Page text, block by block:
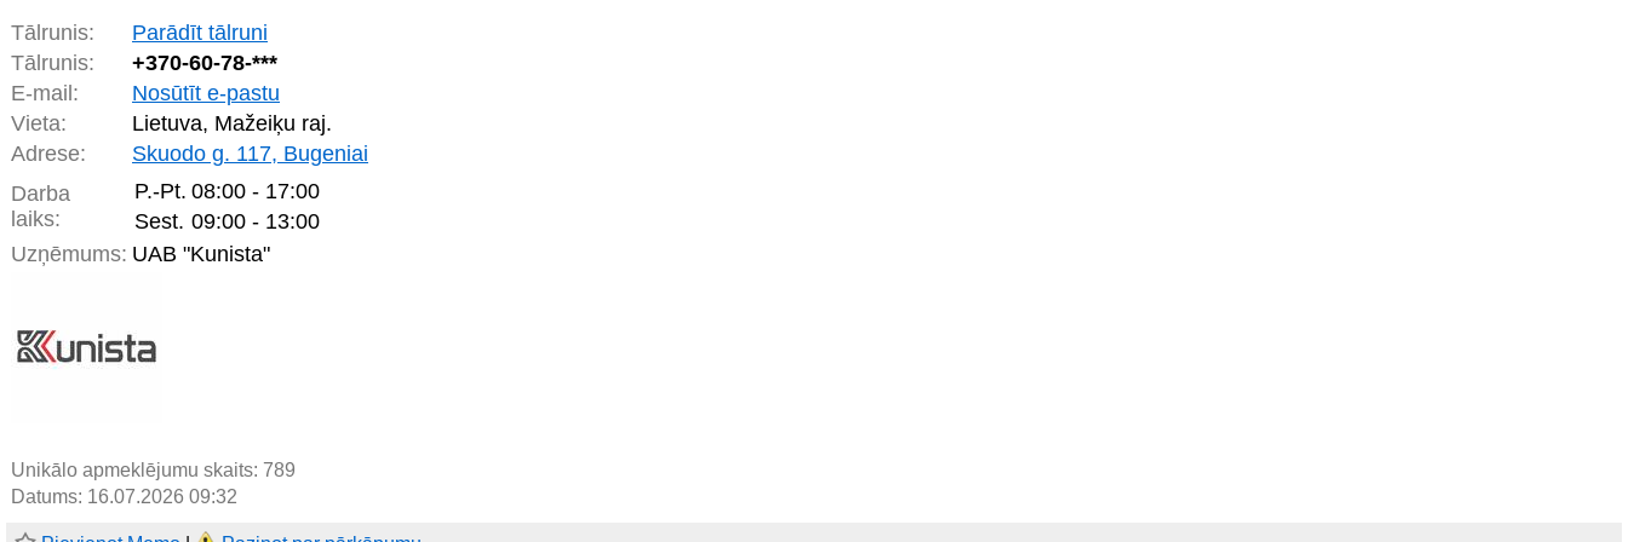
Tālrunis:
Parādīt tālruni
Tālrunis:
+370-60-78-***
E-mail:
Nosūtīt e-pastu
Vieta:
Lietuva, Mažeiķu raj.
Adrese:
Skuodo g. 117, Bugeniai
Darba
laiks:
P.-Pt. 08:00 - 17:00
Sest. 09:00 - 13:00
Uzņēmums: UAB "Kunista"
Unikālo apmeklējumu skaits: 789
Datums: 16.07.2026 09:32